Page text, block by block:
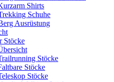
Shirts
Schuhe
Ausrüstung
Stöcke
Stöcke
Stöcke
Stöcke